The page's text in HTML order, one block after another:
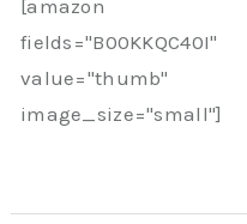
[amazon
fields="B00KKQC40I"
value="thumb"
image_size="small"]